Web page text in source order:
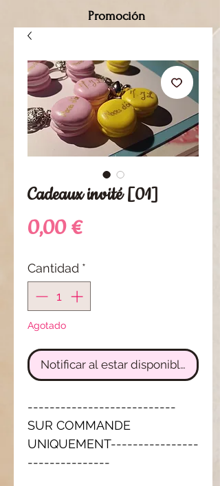
Promoción
Cadeaux invité [01]
0,00 €Precio
Cantidad *
Agotado
Notificar al estar disponible
---------------------------
SUR COMMANDE
UNIQUEMENT----------------
---------------